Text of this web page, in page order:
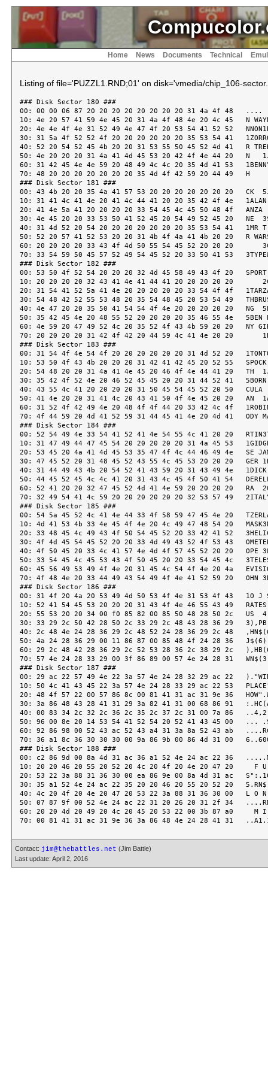
Home News Documents Technical
Listing of file='PUZZL1.RND;01' on disk='vmedia/chip_106-
### Disk Sector 180 ###
00: 00 00 06 87 20 20 20 20 20 20 20 20 31 4a 4f 48
10: 4e 20 57 41 59 4e 45 20 31 4a 4f 48 4e 20 4c 45   N
20: 4e 4e 4f 4e 31 52 49 4e 47 4f 20 53 54 41 52 52
30: 31 5a 4f 52 52 4f 20 20 20 20 20 20 35 53 54 41
40: 52 20 54 52 45 4b 20 20 31 53 55 50 45 52 4d 41   R TREK
50: 4e 20 20 20 31 4a 41 4d 45 53 20 42 4f 4e 44 20   N
60: 31 42 45 4e 4e 59 20 48 49 4c 4c 20 35 4d 41 53
70: 48 20 20 20 20 20 20 20 35 4d 4f 42 59 20 44 49   H
### Disk Sector 181 ###
00: 43 4b 20 20 35 4a 41 57 53 20 20 20 20 20 20 20   CK
10: 31 41 4c 41 4e 20 41 4c 44 41 20 20 35 42 4f 4e   1ALAN
20: 41 4e 5a 41 20 20 20 20 33 54 45 4c 45 50 48 4f   ANZA
30: 4e 45 20 20 33 53 50 41 52 45 20 54 49 52 45 20   NE
40: 31 4d 52 20 54 20 20 20 20 20 20 20 35 53 54 41   1MR
50: 52 20 57 41 52 53 20 20 31 4b 4f 4a 41 4b 20 20   R
60: 20 20 20 20 33 43 4f 4d 50 55 54 45 52 20 20 20
70: 33 54 59 50 45 57 52 49 54 45 52 20 33 50 41 53
### Disk Sector 182 ###
00: 53 50 4f 52 54 20 20 20 32 4d 45 58 49 43 4f 20   SPORT
10: 20 20 20 20 32 43 41 4e 41 44 41 20 20 20 20 20
20: 31 54 41 52 5a 41 4e 20 20 20 20 20 33 54 4f 4f
30: 54 48 42 52 55 53 48 20 35 54 48 45 20 53 54 49
40: 4e 47 20 20 35 50 41 54 54 4f 4e 20 20 20 20 20   NG
50: 35 42 45 4e 20 48 55 52 20 20 20 20 35 46 55 4e   5BEN
60: 4e 59 20 47 49 52 4c 20 35 52 4f 43 4b 59 20 20   NY
70: 20 20 20 20 31 42 4f 42 20 44 59 4c 41 4e 20 20
### Disk Sector 183 ###
00: 31 54 4f 4e 54 4f 20 20 20 20 20 20 31 4d 52 20
10: 53 50 4f 43 4b 20 20 20 31 42 41 42 45 20 52 55   SPOCK
20: 54 48 20 20 31 4a 41 4e 45 20 46 4f 4e 44 41 20   TH
30: 35 42 4f 52 4e 20 46 52 45 45 20 20 31 44 52 41   5BORN
40: 43 55 4c 41 20 20 20 20 31 50 45 54 45 52 20 50   CULA
50: 41 4e 20 20 31 41 4c 20 43 41 50 4f 4e 45 20 20   AN  1AL
60: 31 52 4f 42 49 4e 20 48 4f 4f 44 20 33 42 4c 4f   1ROBIN
70: 4f 44 59 20 4d 41 52 59 31 44 45 41 4e 20 4d 41   ODY
### Disk Sector 184 ###
00: 52 54 49 4e 33 54 41 52 41 4e 54 55 4c 41 20 20
10: 31 47 49 44 47 45 54 20 20 20 20 20 31 4a 45 53
20: 53 45 20 4a 41 4d 45 53 35 47 4f 4c 44 46 49 4e   SE
30: 47 45 52 20 31 48 45 52 43 55 4c 45 53 20 20 20   GER
40: 31 44 49 43 4b 20 54 52 41 43 59 20 31 43 49 4e   1DICK
50: 44 45 52 45 4c 4c 41 20 31 43 4c 45 4f 50 41 54   DERELLA
60: 52 41 20 20 32 47 45 52 4d 41 4e 59 20 20 20 20   RA
70: 32 49 54 41 4c 59 20 20 20 20 20 20 32 53 57 49
### Disk Sector 185 ###
00: 54 5a 45 52 4c 41 4e 44 33 4f 58 59 47 45 4e 20
10: 4d 41 53 4b 33 4e 45 4f 4e 20 4c 49 47 48 54 20
20: 33 48 45 4c 49 43 4f 50 54 45 52 20 33 42 41 52
30: 4f 4d 45 54 45 52 20 20 33 4d 49 43 52 4f 53 43   OMETER
40: 4f 50 45 20 33 4c 41 57 4e 4d 4f 57 45 52 20 20   OPE
50: 33 54 45 4c 45 53 43 4f 50 45 20 20 33 54 45 4c
60: 45 56 49 53 49 4f 4e 20 31 45 4c 54 4f 4e 20 4a
70: 4f 48 4e 20 33 44 49 43 54 49 4f 4e 41 52 59 20   OHN
### Disk Sector 186 ###
00: 31 4f 20 4a 20 53 49 4d 50 53 4f 4e 31 53 4f 43   1O J
10: 52 41 54 45 53 20 20 20 31 43 4f 4e 46 55 43 49   RATES
20: 55 53 20 20 34 00 f0 85 82 00 85 50 48 28 50 2c   US
30: 33 29 2c 50 42 28 50 2c 33 29 2c 48 43 28 36 29
40: 2c 48 4e 24 28 36 29 2c 48 52 24 28 36 29 2c 48
50: 4a 24 28 36 29 00 11 86 87 00 85 48 4f 24 28 36
60: 29 2c 48 42 28 36 29 2c 52 53 28 36 2c 38 29 2c
70: 57 4e 24 28 33 29 00 3f 86 89 00 57 4e 24 28 31
### Disk Sector 187 ###
00: 29 ac 22 57 49 4e 22 3a 57 4e 24 28 32 29 ac 22
10: 50 4c 41 43 45 22 3a 57 4e 24 28 33 29 ac 22 53
20: 48 4f 57 22 00 57 86 8c 00 81 41 31 ac 31 9e 36
30: 3a 86 48 43 28 41 31 29 3a 82 41 31 00 68 86 91
40: 00 83 34 2c 32 2c 36 2c 35 2c 37 2c 31 00 7a 86
50: 96 00 8e 20 14 53 54 41 52 54 20 52 41 43 45 00   ...
60: 92 86 98 00 52 43 ac 52 43 a4 31 3a 8a 52 43 ab
70: 36 a1 8c 36 30 30 30 00 9a 86 9b 00 86 4d 31 00
### Disk Sector 188 ###
00: c2 86 9d 00 8a 4d 31 ac 36 a1 52 4e 24 ac 22 36
10: 20 20 46 20 55 20 52 20 4c 20 4f 20 4e 20 47 20     F U
20: 53 22 3a 88 31 36 30 00 ea 86 9e 00 8a 4d 31 ac
30: 35 a1 52 4e 24 ac 22 35 20 20 46 20 55 20 52 20
40: 4c 20 4f 20 4e 20 47 20 53 22 3a 88 31 36 30 00   L O
50: 07 87 9f 00 52 4e 24 ac 22 31 20 26 20 31 2f 34
60: 20 20 4d 20 49 20 4c 20 45 20 53 22 00 3b 87 a0
Contact: jim@thebattles.net (Jim Battle)
Last update: April 2, 2016